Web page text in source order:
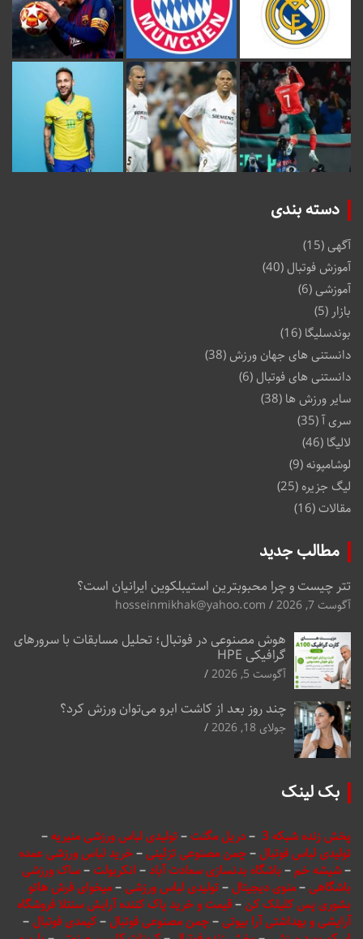
دسته بندی
آگهی(15)
آموزش فوتبال (40)
آموزشی(6)
بازار (5)
بوندسلیگا (16)
دانستنی های جهان ورزش(38)
دانستنی های فوتبال (6)
سایر ورزش ها (38)
سری آ(35)
لالیگا (46)
لوشامپونه(9)
لیگ جزیره (25)
مقالات(16)
مطالب جدید
تتر چیست و چرا محبوبترین استیبلکوین ایرانیان است؟
آگوست 7, 2026 hosseinmikhak@yahoo.com
هوش مصنوعی در فوتبال؛ تحلیل مسابقات با سرورهای
گرافیکی HPE
آگوست 5, 2026
چند روز بعد از کاشت ابرو می‌توان ورزش کرد؟
جولای 18, 2026
بک لینک
پخش زنده شبکه 3 –دریل مگنت–تولیدی لباس ورزشی منیریه–
تولیدی لباس فوتبال –چمن مصنوعی تزئینی –خرید لباس ورزشی عمده
–شیشه خم–باشگاه بدنسازی سعادت آباد – انکربولت–ساک ورزشی
باشگاهی –منوی دیجیتال –تولیدی لباس ورزشی –میخوای فرش هاتو
بشوری پس کلیلک کن –قیمت و خرید پاک کننده آرایش سنتلا فروشگاه
آرایشی و بهداشتی آرا بیوتی –چمن مصنوعی فوتبال –کیمدی فوتبال –